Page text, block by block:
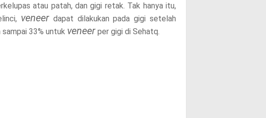
atau patah, dan gigi retak. Tak hanya itu,
veneerdapat dilakukan pada gigi setelah
33% untuk veneer per gigi di Sehatq.